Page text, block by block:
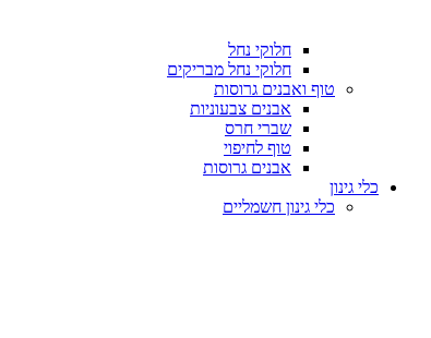
חלוקי נחל
חלוקי נחל מבריקים
טוף ואבנים גרוסות
אבנים צבעוניות
שברי חרס
טוף לחיפוי
אבנים גרוסות
כלי גינון
כלי גינון חשמליים